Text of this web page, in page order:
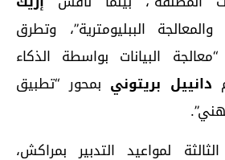
والمعالجة الببليومترية”، وتطرق
البيانات بواسطة الذكاء
دانييل بريتوني بمحور “تطبيق
لمواعيد التدبير بمراكش،